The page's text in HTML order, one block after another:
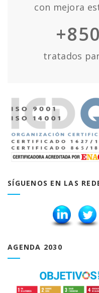
con mejora
tratados
SÍGUENOS EN LAS
AGENDA 2030